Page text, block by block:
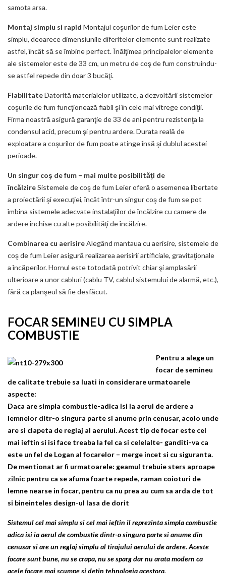
samota arsa.
Montaj simplu si rapid Montajul coşurilor de fum Leier este
simplu, deoarece dimensiunile diferitelor elemente sunt realizate
astfel, încât să se îmbine perfect. Înălţimea principalelor elemente
ale sistemelor este de 33 cm, un metru de coş de fum construindu-
se astfel repede din doar 3 bucăţi.
FiabilitateDatorită materialelor utilizate, a dezvoltării sistemelor
coşurile de fum funcţionează fiabil şi în cele mai vitrege condiţii.
Firma noastră asigură garanţie de 33 de ani pentru rezistenţa la
condensul acid, precum şi pentru ardere. Durata reală de
exploatare a coşurilor de fum poate atinge însă şi dublul acestei
perioade.
Un singur coş de fum – mai multe posibilităţi de
încălzireSistemele de coş de fum Leier oferă o asemenea libertate
a proiectării şi execuţiei, încât într-un singur coş de fum se pot
îmbina sistemele adecvate instalaţiilor de încălzire cu camere de
ardere închise cu alte posibilităţi de încălzire.
Combinarea cu aerisireAlegând mantaua cu aerisire, sistemele de
coş de fum Leier asigură realizarea aerisirii artificiale, gravitaţionale
a încăperilor. Hornul este totodată potrivit chiar şi amplasării
ulterioare a unor cabluri (cablu TV, cablul sistemului de alarmă, etc.),
fără ca planşeul să fie desfăcut.
FOCAR SEMINEU CU SIMPLA
COMBUSTIE
Pentru a alege un
focar de semineu
de calitate trebuie sa luati in considerare urmatoarele
aspecte:
Daca are simpla combustie-adica isi ia aerul de ardere a
lemnelor ditr-o singura parte si anume prin cenusar, acolo unde
are si clapeta de reglaj al aerului. Acest tip de focar este cel
mai ieftin si isi face treaba la fel ca si celelalte- ganditi-va ca
este un fel de Logan al focarelor – merge incet si cu siguranta.
De mentionat ar fi urmatoarele: geamul trebuie sters aproape
zilnic pentru ca se afuma foarte repede, raman coioturi de
lemne nearse in focar, pentru ca nu prea au cum sa arda de tot
si bineinteles design-ul lasa de dorit
Sistemul cel mai simplu si cel mai ieftin il reprezinta simpla combustie
adica isi ia aerul de combustie dintr-o singura parte si anume din
cenusar si are un reglaj simplu al tirajului aerului de ardere. Aceste
focare sunt bune, nu se crapa, nu se sparg dar nu arata modern ca
acele focare mai scumpe si detin tehnologia acestora.